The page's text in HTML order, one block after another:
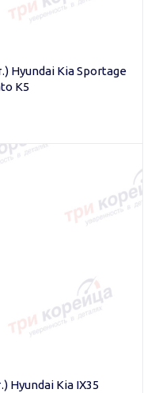
Hyundai Kia Sportage
K5
Hyundai Kia IX35